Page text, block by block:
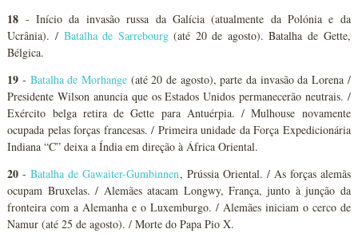
18 - Início da invasão russa da Galícia (atualmente da Polónia e da
Ucrânia). / Batalha de Sarrebourg(até 20 de agosto). Batalha de Gette,
Bélgica.
19 - Batalha de Morhange (até 20 de agosto), parte da invasão da Lorena /
Presidente Wilson anuncia que os Estados Unidos permanecerão neutrais. /
Exército belga retira de Gette para Antuérpia. / Mulhouse novamente
ocupada pelas forças francesas. / Primeira unidade da Força Expedicionária
Indiana “C” deixa a Índia em direção à África Oriental.
20 -Batalha de Gawaiter-Gumbinnen, Prússia Oriental. / As forças alemãs
ocupam Bruxelas. / Alemães atacam Longwy, França, junto à junção da
fronteira com a Alemanha e o Luxemburgo. / Alemães iniciam o cerco de
Namur (até 25 de agosto). / Morte do Papa Pio X.